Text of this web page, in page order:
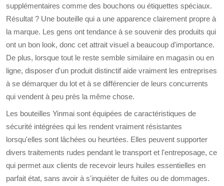
supplémentaires comme des bouchons ou étiquettes spéciaux.
Résultat ? Une bouteille qui a une apparence clairement propre à
la marque. Les gens ont tendance à se souvenir des produits qui
ont un bon look, donc cet attrait visuel a beaucoup d'importance.
De plus, lorsque tout le reste semble similaire en magasin ou en
ligne, disposer d'un produit distinctif aide vraiment les entreprises
à se démarquer du lot et à se différencier de leurs concurrents
qui vendent à peu près la même chose.
Les bouteilles Yinmai sont équipées de caractéristiques de
sécurité intégrées qui les rendent vraiment résistantes
lorsqu'elles sont lâchées ou heurtées. Elles peuvent supporter
divers traitements rudes pendant le transport et l'entreposage, ce
qui permet aux clients de recevoir leurs huiles essentielles en
parfait état, sans avoir à s'inquiéter de fuites ou de dommages.